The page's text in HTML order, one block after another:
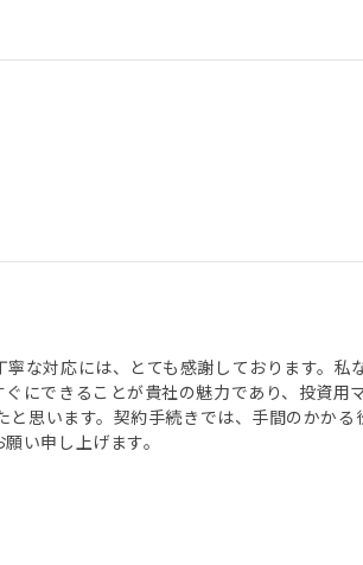
な対応には、とても感謝しております。私
にできることが貴社の魅力であり、投資用
思います。契約手続きでは、手間のかかる
い申し上げます。